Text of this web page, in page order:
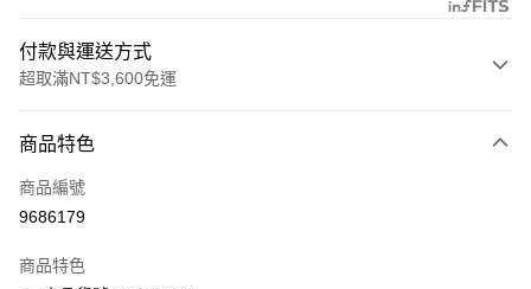
付款與運送方式
超取滿NT$3,600免運
信用卡一次付款
信用卡分期付款
合作金庫商業銀行
LINE Pay
商品特色
商品編號
9686179
商品特色